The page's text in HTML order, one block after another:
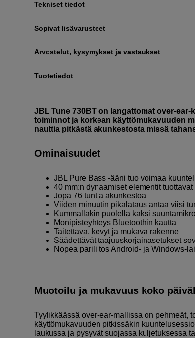
Tekniset tiedot
Sopivat lisävarusteet
Arvostelut, kysymykset ja vastaukset
Tuotetiedot
JBL Tune 730BT on langattomat over-
toiminnot ja korkean käyttömukavuuden
nauttia pitkästä akunkestosta missä
Ominaisuudet
JBL Pure Bass -ääni tuo voimaa
40 mm:n dynaamiset elementit
Jopa 76 tuntia akunkestoa
Viiden minuutin pikalataus antaa viisi
Kummallakin puolella kaksi
Monipisteyhteys Bluetoothin kautta
Taitettava, kevyt ja mukava rakenne
Säädettävät taajuuskorjainasetukset
Nopea pariliitos Android- ja Windows-
Muotoilu ja mukavuus koko
Tyylikkäässä over-ear-mallissa on pehmeät,
käyttömukavuuden pitkissäkin
laukussa ja pysyvät suojassa kuljetuksessa